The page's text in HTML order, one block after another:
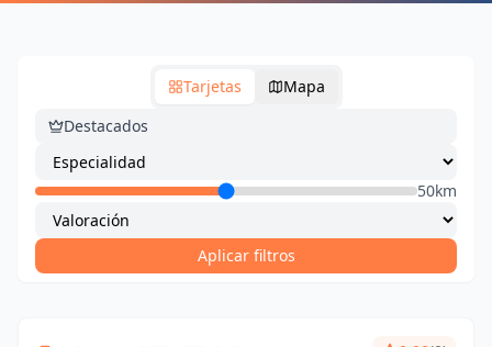
Tarjetas
Mapa
Destacados
50km
Aplicar filtros